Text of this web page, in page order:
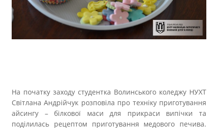
На початку заходу студентка Волинського коледжу НУХТ
Світлана Андрійчук розповіла про техніку приготування
айсингу – білкової маси для прикраси випічки та
поділилась рецептом приготування медового печива.